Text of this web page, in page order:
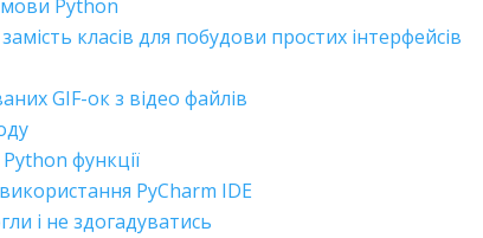
Python
класів для побудови простих інтерфейсів
GIF-ок з відео файлів
функції
PyCharm IDE
і не здогадуватись